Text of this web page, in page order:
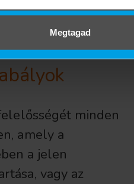
Megtagad
minden
amely a
a jelen
vagy az